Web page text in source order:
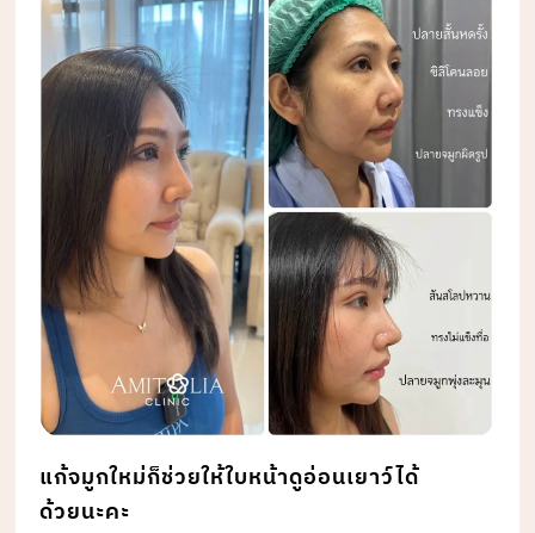
แก้จมูกใหม่ก็ช่วยให้ใบหน้าดูอ่อนเยาว์ได้
ด้วยนะคะ